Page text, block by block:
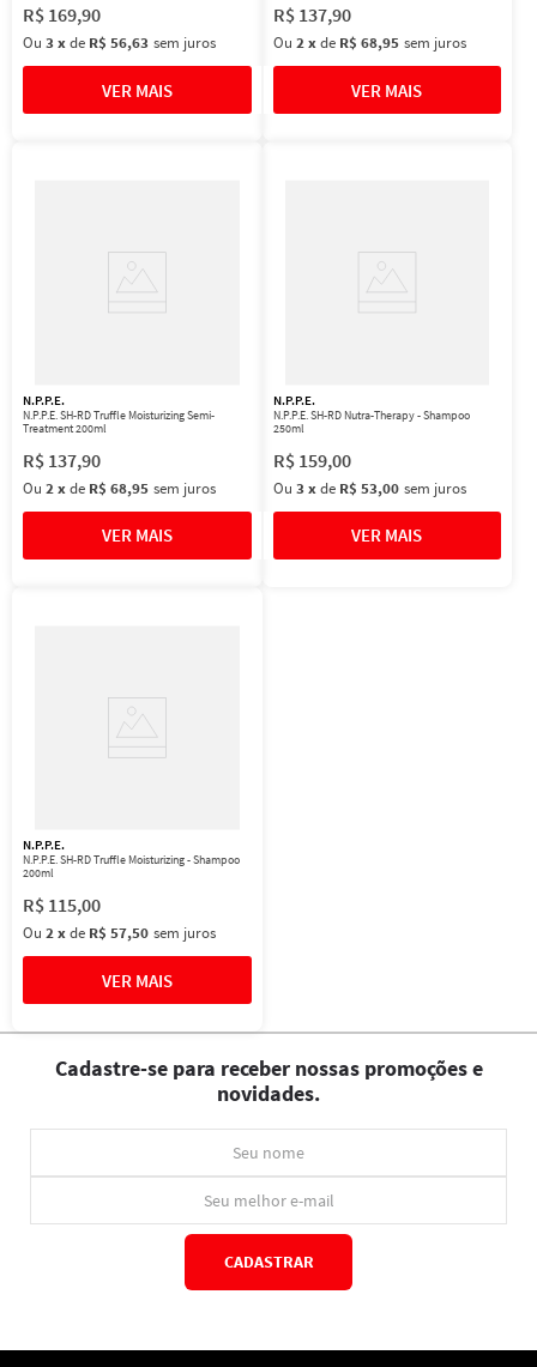
R$ 169,90
Ou 3 xde R$ 56,63 sem juros
R$ 137,90
Ou 2 xde R$ 68,95 sem juros
N.P.P.E.
N.P.P.E. SH-RD Truffle Moisturizing Semi-
Treatment 200ml
R$ 137,90
Ou 2xde R$ 68,95 sem juros
N.P.P.E.
N.P.P.E. SH-RD Nutra-Therapy - Shampoo
250ml
R$ 159,00
Ou 3 xde R$ 53,00 sem juros
N.P.P.E.
N.P.P.E. SH-RD Truffle Moisturizing - Shampoo
200ml
R$ 115,00
Ou 2xde R$ 57,50 sem juros
Cadastre-se para receber nossas promoções e
novidades.
CADASTRAR